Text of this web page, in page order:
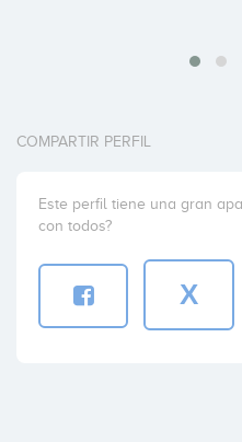
COMPARTIR PERFIL
Este perfil tiene una gran
con todos?
X